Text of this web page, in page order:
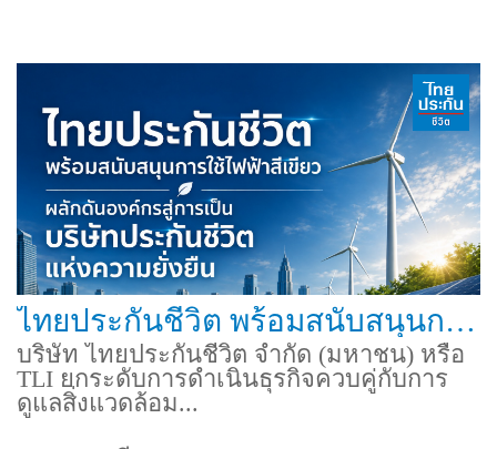
ไทยประกันชีวิต พร้อมสนับสนุนการใช้ไฟฟ้าสีเขียว ผลักดันองค์กรสู่การเป็นบริษัทประกันชีวิตแห่งความยั่งยืน
บริษัท ไทยประกันชีวิต จำกัด (มหาชน) หรือ
TLI ยกระดับการดำเนินธุรกิจควบคู่กับการ
ดูแลสิ่งแวดล้อม...